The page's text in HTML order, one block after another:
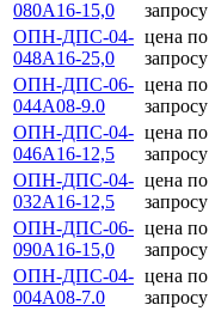
080А16-15,0
запросу
ОПН-ДПС-04-
048А16-25,0
цена по
запросу
ОПН-ДПС-06-
044А08-9.0
цена по
запросу
ОПН-ДПС-04-
046А16-12,5
цена по
запросу
ОПН-ДПС-04-
032А16-12,5
цена по
запросу
ОПН-ДПС-06-
090А16-15,0
цена по
запросу
ОПН-ДПС-04-
004А08-7.0
цена по
запросу